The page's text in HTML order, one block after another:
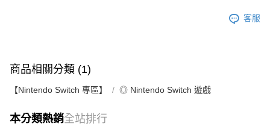
客服
商品相關分類 (1)
【Nintendo Switch 專區】 ◎ Nintendo Switch 遊戲
本分類熱銷全站排行